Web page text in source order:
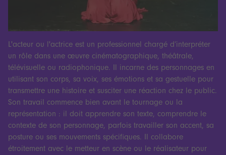
L'acteur ou l'actrice est un professionnel chargé d’interpréter
un rôle dans une œuvre cinématographique, théâtrale,
télévisuelle ou radiophonique. Il incarne des personnages en
utilisant son corps, sa voix, ses émotions et sa gestuelle pour
transmettre une histoire et susciter une réaction chez le public.
Son travail commence bien avant le tournage ou la
représentation : il doit apprendre son texte, comprendre le
contexte de son personnage, parfois travailler son accent, sa
posture ou ses mouvements spécifiques. Il collabore
étroitement avec le metteur en scène ou le réalisateur pour